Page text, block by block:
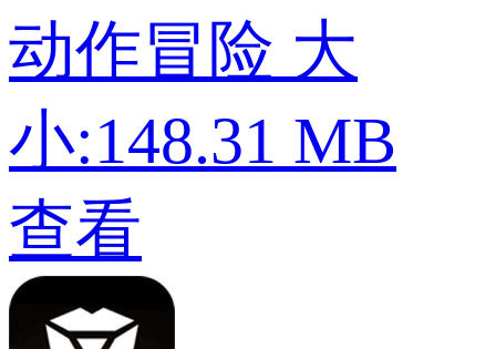
动作冒险 大
小:148.31 MB
查看